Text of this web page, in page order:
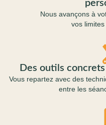
Nous avançons à
vos limites
Des outils
Vous repartez avec des
entre les